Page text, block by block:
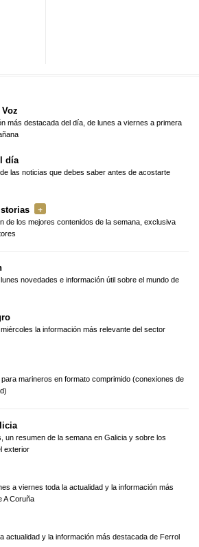
más destacada del día, de lunes a viernes a primera
día
las noticias que debes saber antes de acostarte
de los mejores contenidos de la semana, exclusiva
novedades e información útil sobre el mundo de
la información más relevante del sector
marineros en formato comprimido (conexiones de
un resumen de la semana en Galicia y sobre los
exterior
a viernes toda la actualidad y la información más
A Coruña
actualidad y la información más destacada de Ferrol